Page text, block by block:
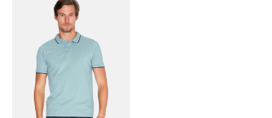
variaties.
gekozen
worden